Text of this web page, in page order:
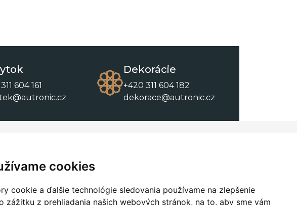
cookies
cookie a ďalšie technológie sledovania používame na zlepšenie
zážitku z prehliadania našich webových stránok, na to, aby sme vám
604 161
Dekorácie
+420 311 604 182
dekorace@autronic.cz
Kontakty